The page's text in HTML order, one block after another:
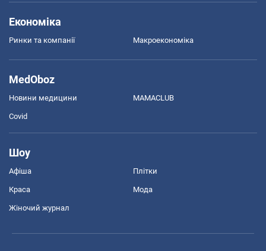
Економіка
Ринки та компанії Макроекономіка
MedOboz
Новини медицини MAMACLUB
Covid
Шоу
Афіша Плітки
Краса Мода
Жіночий журнал